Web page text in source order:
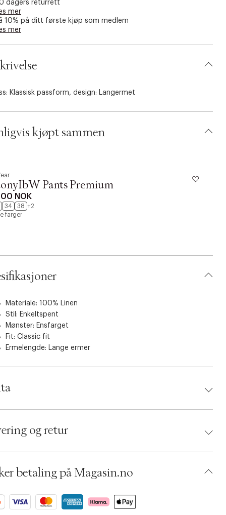
dagers returrett
mer
10% på ditt første kjøp som medlem
mer
Klassisk passform, design: Langermet
kjøpt sammen
Pants Premium
NOK
34 38 +2
farger
Materiale: 100% Linen
Stil: Enkeltspent
Mønster: Ensfarget
Fit: Classic fit
Ermelengde: Lange ermer
Size: 40
S14083472
og retur
betaling på Magasin.no